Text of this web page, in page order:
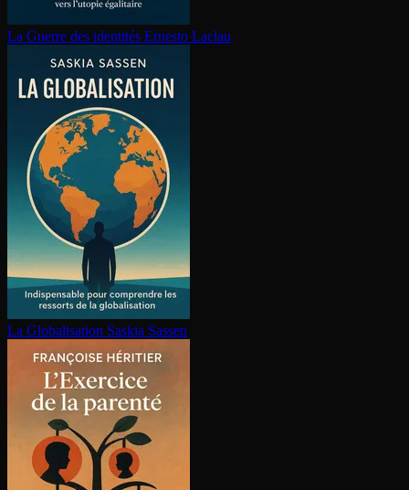
La Guerre des identités Ernesto Laclau
La Glo­ba­li­sa­tion Saskia Sassen